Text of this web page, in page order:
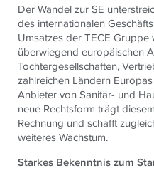
Der Wandel zur SE
des internationalen
Umsatzes derTECE Gruppe
überwiegend europäischen
Tochtergesellschaften,
zahlreichen Ländern
Anbieter von Sanitär- und
neue Rechtsform trägt
Rechnung und schafft
weiteres Wachstum.
Starkes Bekenntnis zum